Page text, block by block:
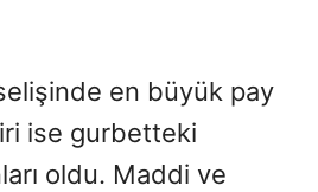
en büyük pay
ise gurbetteki
oldu. Maddi ve